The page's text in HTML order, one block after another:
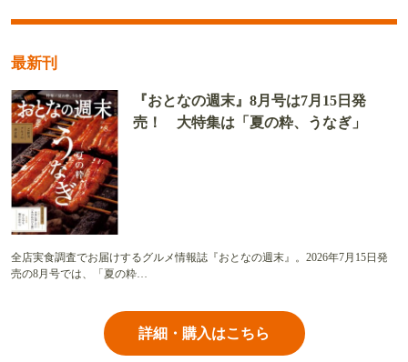
最新刊
『おとなの週末』8月号は7月15日発
売！ 大特集は「夏の粋、うなぎ」
全店実食調査でお届けするグルメ情報誌『おとなの週末』。2026年7月15日発
売の8月号では、「夏の粋…
詳細・購入はこちら